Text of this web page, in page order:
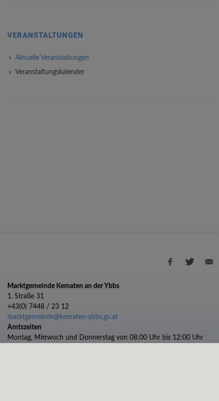
VERANSTALTUNGEN
Aktuelle Veranstaltungen
Veranstaltungskalender
Marktgemeinde Kematen an der Ybbs
1. Straße 31
+43(0) 7448 / 23 12
marktgemeinde@kematen-ybbs.gv.at
Amtszeiten
Montag, Mittwoch und Donnerstag von 08:00 Uhr bis 12:00 Uhr